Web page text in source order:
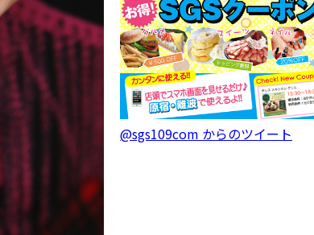
@sgs109com からのツイート